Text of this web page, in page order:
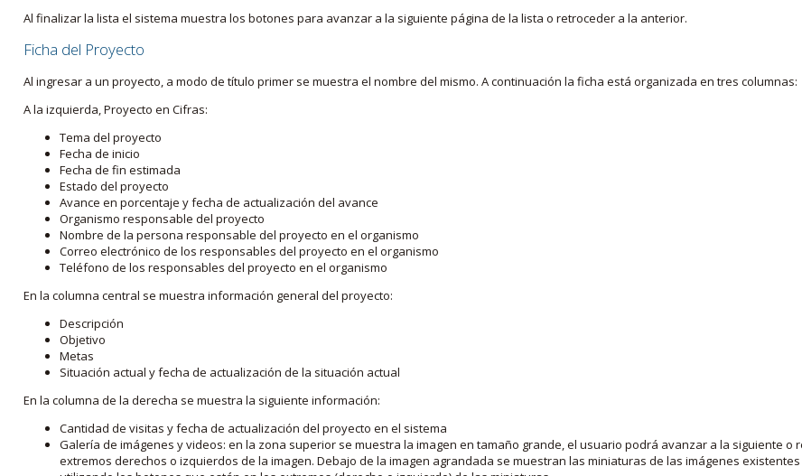
Al finalizar la lista el sistema muestra los botones para avanzar a la siguiente página de la lista o retroceder a la anterior.
Ficha del Proyecto
Al ingresar a un proyecto, a modo de título primer se muestra el nombre del mismo. A continuación la ficha está organizada en tres columnas:
A la izquierda, Proyecto en Cifras:
Tema del proyecto
Fecha de inicio
Fecha de fin estimada
Estado del proyecto
Avance en porcentaje y fecha de actualización del avance
Organismo responsable del proyecto
Nombre de la persona responsable del proyecto en el organismo
Correo electrónico de los responsables del proyecto en el organismo
Teléfono de los responsables del proyecto en el organismo
En la columna central se muestra información general del proyecto:
Descripción
Objetivo
Metas
Situación actual y fecha de actualización de la situación actual
En la columna de la derecha se muestra la siguiente información:
Cantidad de visitas y fecha de actualización del proyecto en el sistema
Galería de imágenes y videos: en la zona superior se muestra la imagen en tamaño grande, el usuario podrá avanzar a la siguiente
extremos derechos o izquierdos de la imagen. Debajo de la imagen agrandada se muestran las miniaturas de las imágenes